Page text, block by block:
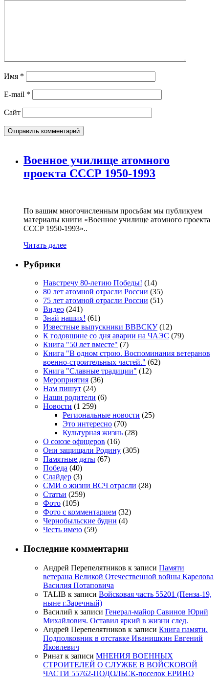
Имя *
E-mail *
Сайт
Военное училище атомного
проекта СССР 1950-1993
По вашим многочисленным просьбам мы публикуем
материалы книги «Военное училище атомного проекта
СССР 1950-1993»..
Читать далее
Рубрики
Навстречу 80-летию Победы! (14)
80 лет атомной отрасли России (35)
75 лет атомной отрасли России (51)
Видео (241)
Знай наших! (61)
Известные выпускники ВВВСКУ(12)
К годовщине со дня аварии на ЧАЭС (79)
Книга "50 лет вместе" (7)
Книга "В одном строю. Воспоминания ветеранов
военно-строительных частей." (62)
Книга "Славные традиции" (12)
Мероприятия (36)
Нам пишут (24)
Наши родители (6)
Новости (1 259)
Региональные новости (25)
Это интересно (70)
Культурная жизнь (28)
О союзе офицеров (16)
Они защищали Родину (305)
Памятные даты (67)
Победа (40)
Слайдер (3)
СМИ о жизни ВСЧ отрасли (28)
Статьи (259)
Фото (105)
Фото с комментарием (32)
Чернобыльские будни (4)
Честь имею (59)
Последние комментарии
Андрей Перепелятников к записи Памяти
ветерана Великой Отечественной войны Карелова
Василия Потаповича
TALIB к записи Войсковая часть 55201 (Пенза-19,
ныне г.Заречный)
Василий к записи Генерал-майор Савинов Юрий
Михайлович. Оставил яркий в жизни след.
Андрей Перепелятников к записи Книга памяти.
Подполковник в отставке Иванишкин Евгений
Яковлевич
Ринат к записи МНЕНИЯ ВОЕННЫХ
СТРОИТЕЛЕЙ О СЛУЖБЕ В ВОЙСКОВОЙ
ЧАСТИ 55762-ПОДОЛЬСК-поселок ЕРИНО